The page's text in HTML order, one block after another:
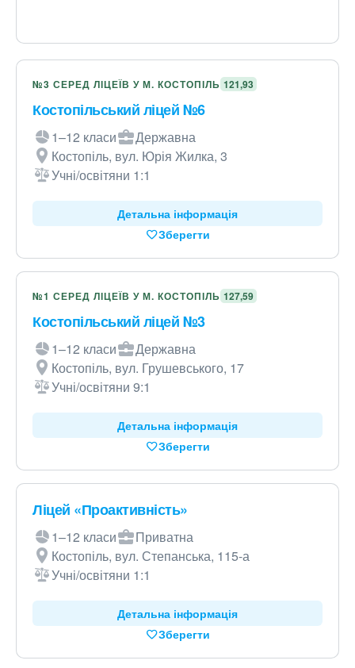
№3 СЕРЕД ЛІЦЕЇВ У М. КОСТОПІЛЬ 121,93
Костопільський ліцей №6
1–12 класи
Державна
Костопіль, вул. Юрія Жилка, 3
Учні/освітяни 1:1
Детальна інформація
Зберегти
№1 СЕРЕД ЛІЦЕЇВ У М. КОСТОПІЛЬ 127,59
Костопільський ліцей №3
1–12 класи
Державна
Костопіль, вул. Грушевського, 17
Учні/освітяни 9:1
Детальна інформація
Зберегти
Ліцей «Проактивність»
1–12 класи
Приватна
Костопіль, вул. Степанська, 115-а
Учні/освітяни 1:1
Детальна інформація
Зберегти